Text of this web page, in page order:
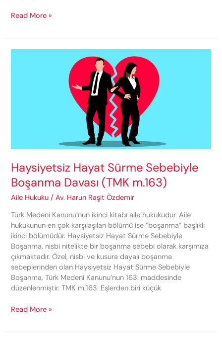
Terk
Boşanma
Read More »
Haysiyetsiz Hayat Sürme Sebebiyle
Boşanma Davası (TMK m.163)
Aile Hukuku /Av. Harun Raşit Özdemir
Türk Medeni Kanunu’nun ikinci kitabı aile hukukudur. Aile
hukukunun en çok karşılaşılan bölümü ise “boşanma” başlıklı
ikinci bölümüdür. Haysiyetsiz Hayat Sürme Sebebiyle
Boşanma, nisbi nitelikte bir boşanma sebebi olarak karşımıza
çıkmaktadır. Özel, nisbi ve kusura dayalı boşanma
sebeplerinden olan Haysiyetsiz Hayat Sürme Sebebiyle
Boşanma, Türk Medeni Kanunu’nun 163. maddesinde
düzenlenmiştir. TMK m.163: Eşlerden biri küçük
Haysiyetsiz
Sürme
Read More »